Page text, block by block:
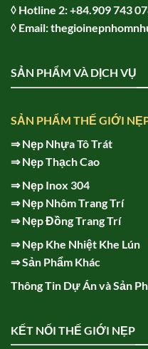
◊ Hotline 2:+84.909 743
◊ Email:
SẢN PHẨM VÀ DỊCH VỤ
SẢN PHẨM THẾ GIỚI
⇒Nẹp Nhựa Tô Trát
⇒Nẹp Thạch Cao
⇒Nẹp Inox 304
⇒Nẹp Nhôm Trang Trí
⇒Nẹp Đồng Trang Trí
⇒Nẹp Khe Nhiệt Khe Lún
⇒Sản Phẩm Khác
Thông Tin Dự Án và Sản
KẾT NỐI THẾ GIỚI NẸP